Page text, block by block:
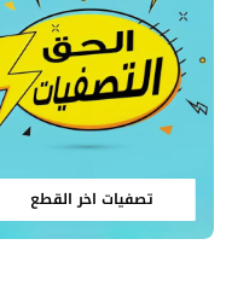
تصفيات اخر القطع